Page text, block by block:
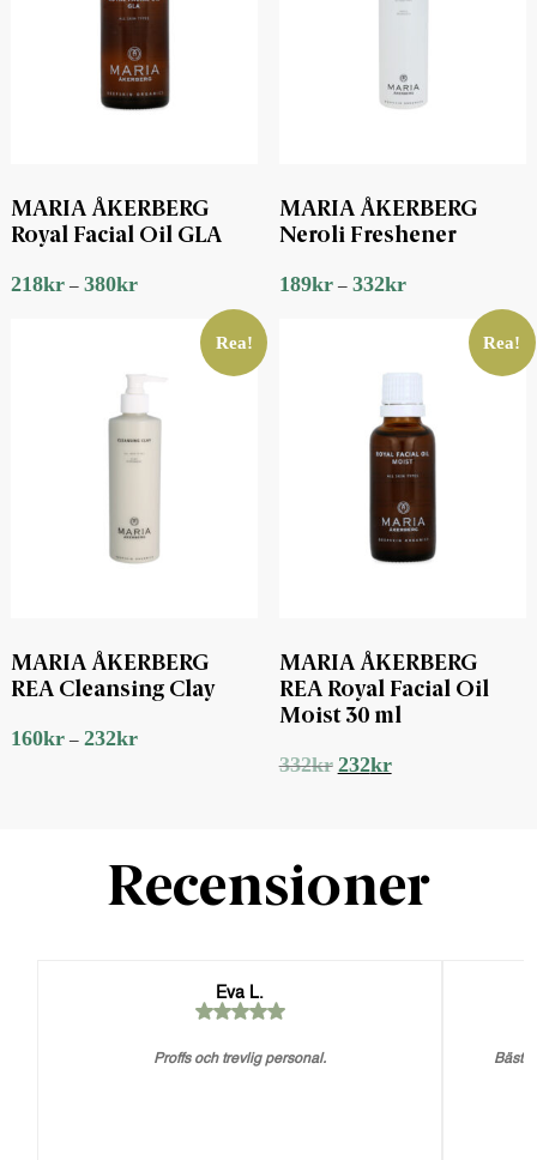
MARIA ÅKERBERG
Royal Facial Oil GLA
218kr– 380kr
MARIA ÅKERBERG
Neroli Freshener
189kr– 332kr
Rea!
MARIA ÅKERBERG
REA Cleansing Clay
160kr– 232kr
Rea!
MARIA ÅKERBERG
REA Royal Facial Oil
Moist 30 ml
332kr Det
232krDet
Recensioner
Eva L.
Proffs och trevlig personal. Bästa